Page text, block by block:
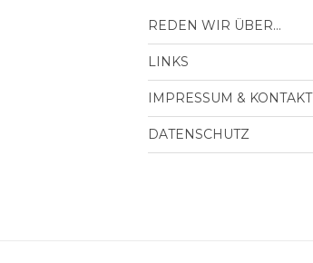
REDEN WIR ÜBER…
LINKS
IMPRESSUM & KONTAKT
DATENSCHUTZ